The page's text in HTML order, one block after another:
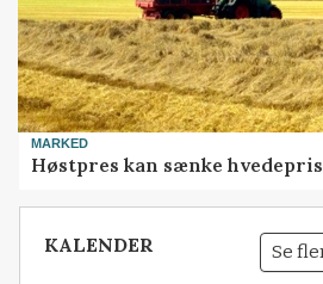
MARKED
Høstpres kan sænke
KALENDER Se